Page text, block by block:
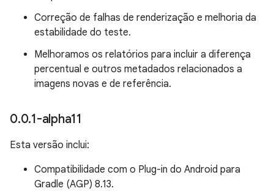
Correção de falhas de renderização e melhoria da
estabilidade do teste.
Melhoramos os relatórios para incluir a diferença
percentual e outros metadados relacionados a
imagens novas e de referência.
0.0.1-alpha11
Esta versão inclui:
Compatibilidade com o Plug-in do Android para
Gradle (AGP) 8.13.